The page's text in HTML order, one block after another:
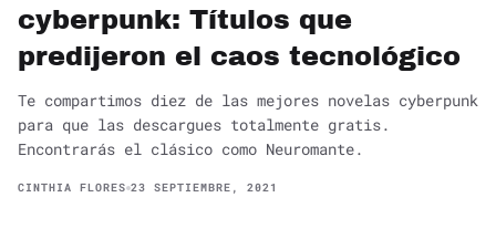
cyberpunk: Títulos que
predijeron el caos tecnológico
Te compartimos diez de las mejores novelas cyberpunk
para que las descargues totalmente gratis.
Encontrarás el clásico como Neuromante.
CINTHIA FLORES 23 SEPTIEMBRE, 2021